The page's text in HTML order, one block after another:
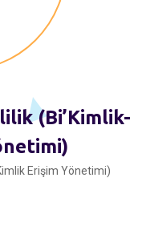
(Bi’Kimlik-
Erişim Yönetimi)